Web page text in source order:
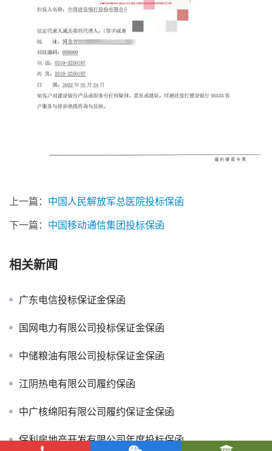
上一篇： 中国人民解放军总医院投标保函
下一篇： 中国移动通信集团投标保函
相关新闻
广东电信投标保证金保函
国网电力有限公司投标保证金保函
中储粮油有限公司投标保证金保函
江阴热电有限公司履约保函
中广核绵阳有限公司履约保证金保函
保利房地产开发有限公司年度投标保函